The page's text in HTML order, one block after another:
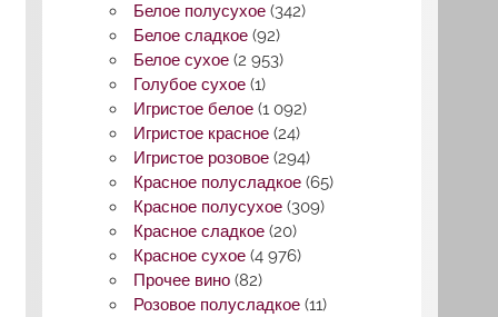
Белое полусухое (342)
Белое сладкое (92)
Белое сухое (2 953)
Голубое сухое (1)
Игристое белое (1 092)
Игристое красное (24)
Игристое розовое (294)
Красное полусладкое (65)
Красное полусухое (309)
Красное сладкое (20)
Красное сухое (4 976)
Прочее вино (82)
Розовое полусладкое (11)